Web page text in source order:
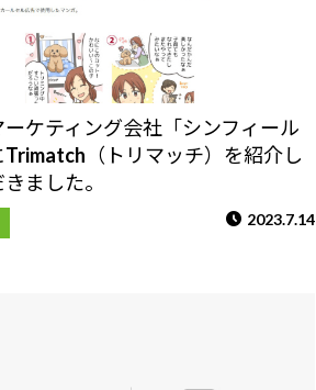
ケティング会社「シンフィール
Trimatch（トリマッチ）を紹介し
ました。
2023.7.14